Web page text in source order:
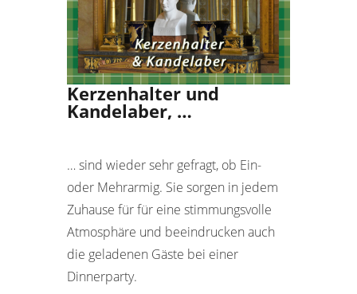
Kerzenhalter und
Kandelaber, …
… sind wieder sehr gefragt, ob Ein-
oder Mehrarmig. Sie sorgen in jedem
Zuhause für für eine stimmungsvolle
Atmosphäre und beeindrucken auch
die geladenen Gäste bei einer
Dinnerparty.